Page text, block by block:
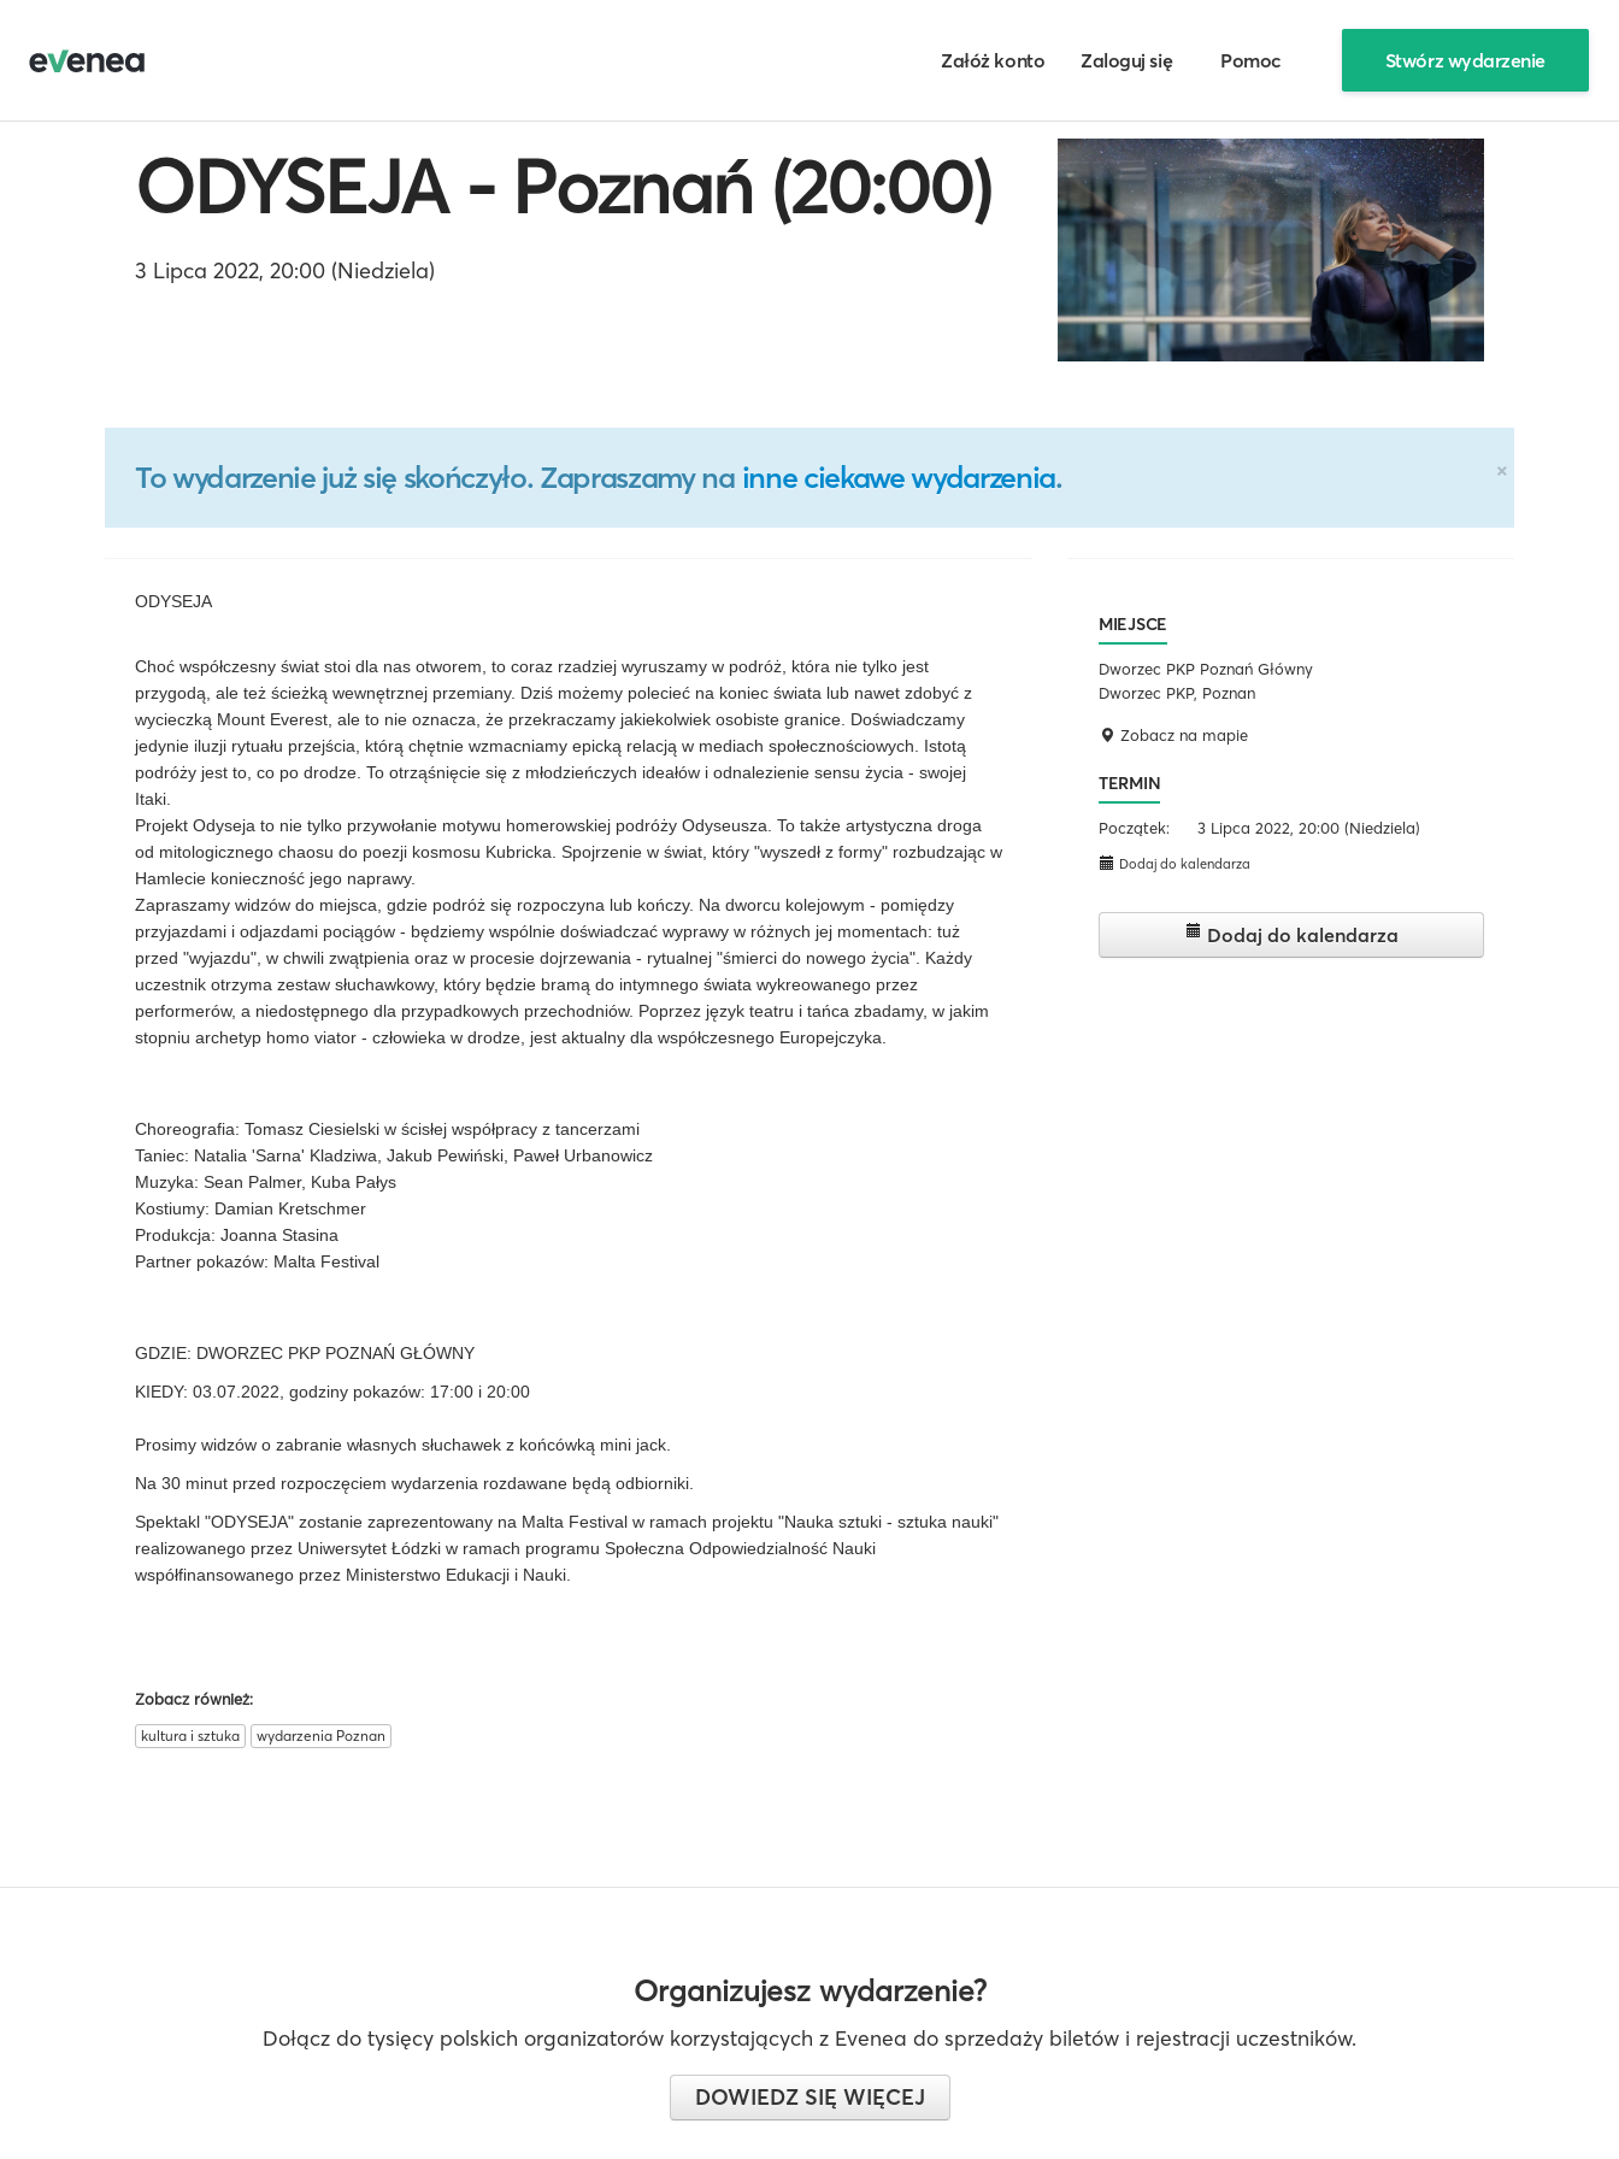
Załóż konto Zaloguj się Pomoc Stwórz wydarzenie
ODYSEJA - Poznań (20:00)
3 Lipca 2022, 20:00 (Niedziela)
×
To wydarzenie już się skończyło. Zapraszamy na inne ciekawe wydarzenia.
ODYSEJA
Choć współczesny świat stoi dla nas otworem, to coraz rzadziej wyruszamy w podróż, która nie tylko jest
przygodą, ale też ścieżką wewnętrznej przemiany. Dziś możemy polecieć na koniec świata lub nawet zdobyć z
wycieczką Mount Everest, ale to nie oznacza, że przekraczamy jakiekolwiek osobiste granice. Doświadczamy
jedynie iluzji rytuału przejścia, którą chętnie wzmacniamy epicką relacją w mediach społecznościowych. Istotą
podróży jest to, co po drodze. To otrząśnięcie się z młodzieńczych ideałów i odnalezienie sensu życia - swojej
Itaki.
Projekt Odyseja to nie tylko przywołanie motywu homerowskiej podróży Odyseusza. To także artystyczna droga
od mitologicznego chaosu do poezji kosmosu Kubricka. Spojrzenie w świat, który "wyszedł z formy" rozbudzając w
Hamlecie konieczność jego naprawy.
Zapraszamy widzów do miejsca, gdzie podróż się rozpoczyna lub kończy. Na dworcu kolejowym - pomiędzy
przyjazdami i odjazdami pociągów - będziemy wspólnie doświadczać wyprawy w różnych jej momentach: tuż
przed "wyjazdu", w chwili zwątpienia oraz w procesie dojrzewania - rytualnej "śmierci do nowego życia". Każdy
uczestnik otrzyma zestaw słuchawkowy, który będzie bramą do intymnego świata wykreowanego przez
performerów, a niedostępnego dla przypadkowych przechodniów. Poprzez język teatru i tańca zbadamy, w jakim
stopniu archetyp homo viator - człowieka w drodze, jest aktualny dla współczesnego Europejczyka.
Choreografia: Tomasz Ciesielski w ścisłej współpracy z tancerzami
Taniec: Natalia 'Sarna' Kladziwa, Jakub Pewiński, Paweł Urbanowicz
Muzyka: Sean Palmer, Kuba Pałys
Kostiumy: Damian Kretschmer
Produkcja: Joanna Stasina
Partner pokazów: Malta Festival
GDZIE: DWORZEC PKP POZNAŃ GŁÓWNY
KIEDY: 03.07.2022, godziny pokazów: 17:00 i 20:00
Prosimy widzów o zabranie własnych słuchawek z końcówką mini jack.
Na 30 minut przed rozpoczęciem wydarzenia rozdawane będą odbiorniki.
Spektakl "ODYSEJA" zostanie zaprezentowany na Malta Festival w ramach projektu "Nauka sztuki - sztuka nauki"
realizowanego przez Uniwersytet Łódzki w ramach programu Społeczna Odpowiedzialność Nauki
współfinansowanego przez Ministerstwo Edukacji i Nauki.
Zobacz również:
kultura i sztuka wydarzenia Poznan
MIEJSCE
Dworzec PKP Poznań Główny
Dworzec PKP, Poznan
Zobacz na mapie
TERMIN
Początek: 3 Lipca 2022, 20:00 (Niedziela)
Dodaj do kalendarza
Dodaj do kalendarza
Organizujesz wydarzenie?
Dołącz do tysięcy polskich organizatorów korzystających z Evenea do sprzedaży biletów i rejestracji uczestników.
DOWIEDZ SIĘ WIĘCEJ